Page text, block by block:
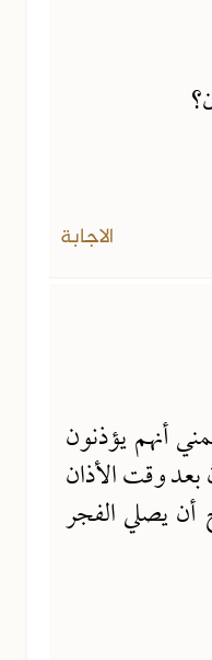
الاجابة
أنهم يؤذنون
وقت الأذان
يصلي الفجر